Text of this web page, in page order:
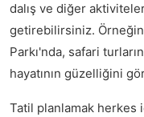
dalış ve diğer
getirebilirsiniz.
Parkı'nda, safari
hayatının güzelliğini
Tatil planlamak herkes